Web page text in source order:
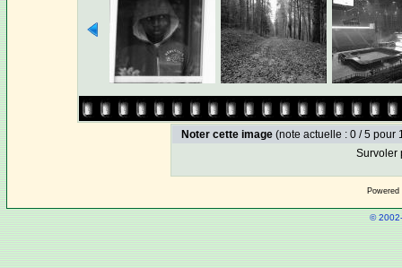
Noter cette image (note actuelle : 0 / 5 pour
Survoler
©